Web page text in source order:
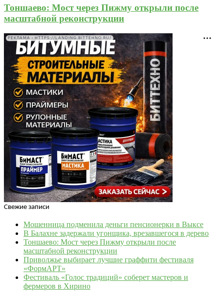
Тоншаево: Мост через Пижму открыли после
масштабной реконструкции
РЕКЛАМА • HTTPS://LANDING.BITTEHNO.RU/
Свежие записи
Мошенница подменила деньги пенсионерки в Выксе
В Балахне задержали угонщика, врезавшегося в дерево
Тоншаево: Мост через Пижму открыли после
масштабной реконструкции
Приволжье выбирает лучшие граффити фестиваля
«ФормАРТ»
Фестиваль «Голос традиций» соберет мастеров и
фермеров в Хирино